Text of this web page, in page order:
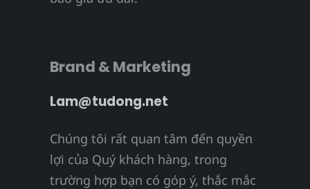
Brand & Marketing
Lam@tudong.net
Chúng tôi rất quan tâm đến quyền
lợi của Quý khách hàng, trong
trường hợp bạn có góp ý, thắc mắc